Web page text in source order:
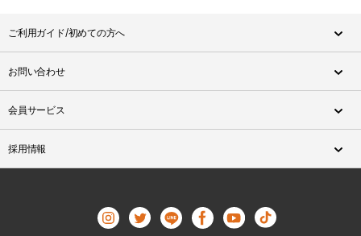
ご利用ガイド/初めての方へ
お問い合わせ
会員サービス
採用情報